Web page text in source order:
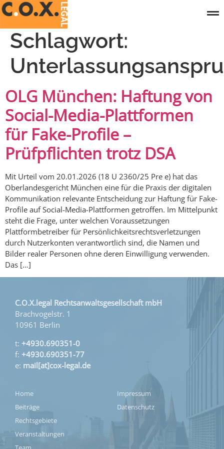
Schlagwort:
OLG München: Haftung von
Social-Media-Plattformen
für Fake-Profile –
Prüfpflichten trotz DSA
Mit Urteil vom 20.01.2026 (18 U 2360/25 Pre e) hat das
Oberlandesgericht München eine für die Praxis der digitalen
Kommunikation relevante Entscheidung zur Haftung für Fake-
Profile auf Social-Media-Plattformen getroffen. Im Mittelpunkt
steht die Frage, unter welchen Voraussetzungen
Plattformbetreiber für Persönlichkeitsrechtsverletzungen
durch Nutzerkonten verantwortlich sind, die Namen und
Bilder realer Personen ohne deren Einwilligung verwenden.
Das […]
C.O.X.legal Rechtsanwaltsgesellschaft mbH
Brachvogelstr. 1
10961 Berlin
t: +4930.690351-0
f: +4930.690351-77
e: mail[at]cox-legal.de
Home
Beiträge
Rechtsgebiete
Veranstaltungen
Impressum
Datenschutz